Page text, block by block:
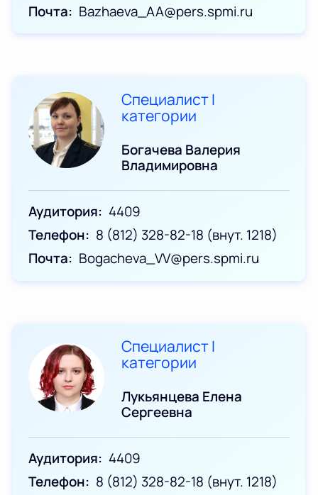
Почта
Bazhaeva_AA@pers.spmi.ru
Специалист I
категории
Богачева Валерия
Владимировна
Аудитория
4409
Телефон
8 (812) 328-82-18 (внут. 1218)
Почта
Bogacheva_VV@pers.spmi.ru
Специалист I
категории
Лукьянцева Елена
Сергеевна
Аудитория
4409
Телефон
8 (812) 328-82-18 (внут. 1218)